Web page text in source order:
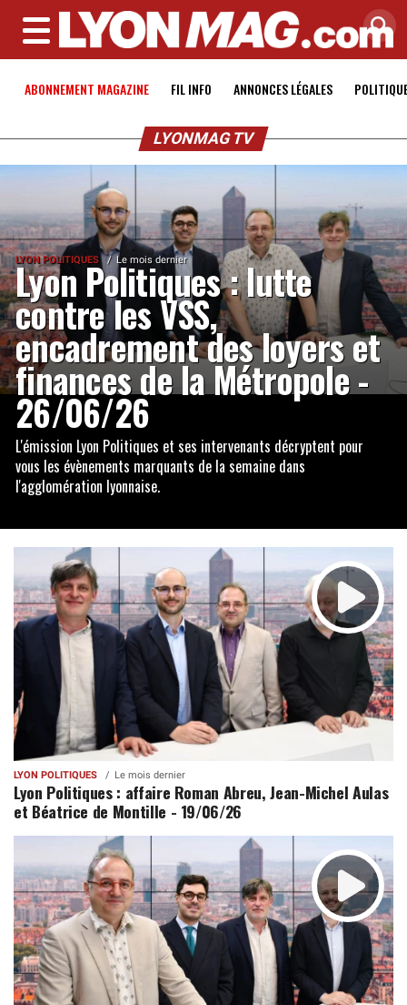
MENU
ABONNEMENT MAGAZINE FIL INFO ANNONCES LÉGALES
LYONMAG TV
LYON POLITIQUES Le mois dernier
Lyon Politiques : lutte
contre les VSS,
encadrement des loyers et
finances de la Métropole -
26/06/26
L'émission Lyon Politiques et ses intervenants décryptent pour
vous les évènements marquants de la semaine dans
l'agglomération lyonnaise.
LYON POLITIQUES Le mois dernier
Lyon Politiques : affaire Roman Abreu, Jean-Michel Aulas
et Béatrice de Montille - 19/06/26